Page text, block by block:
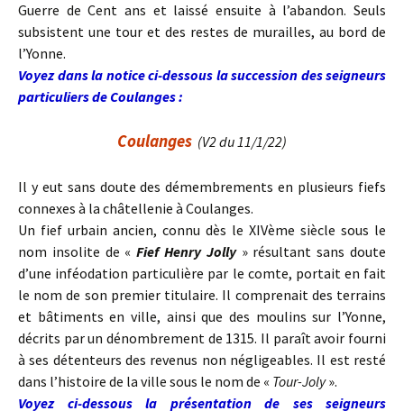
Guerre de Cent ans et laissé ensuite à l’abandon. Seuls
subsistent une tour et des restes de murailles, au bord de
l’Yonne.
Voyez dans la notice ci-dessous la succession des seigneurs
particuliers de Coulanges :
Coulanges (V2 du 11/1/22)
Il y eut sans doute des démembrements en plusieurs fiefs
connexes à la châtellenie à Coulanges.
Un fief urbain ancien, connu dès le XIVème siècle sous le
nom insolite de «Fief Henry Jolly » résultant sans doute
d’une inféodation particulière par le comte, portait en fait
le nom de son premier titulaire. Il comprenait des terrains
et bâtiments en ville, ainsi que des moulins sur l’Yonne,
décrits par un dénombrement de 1315. Il paraît avoir fourni
à ses détenteurs des revenus non négligeables. Il est resté
dans l’histoire de la ville sous le nom de « Tour-Joly».
Voyez ci-dessous la présentation de ses seigneurs